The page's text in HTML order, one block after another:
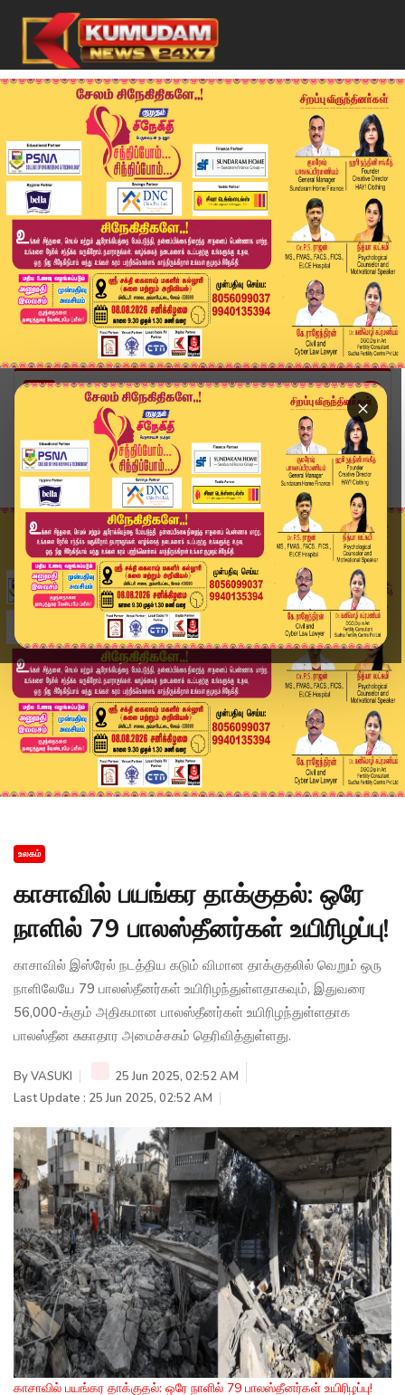
×
Home
உலகம்
காசாவில் பயங்கர தாக்குதல்: ஒரே நாளில் 79 பாலஸ்த...
உலகம்
காசாவில் பயங்கர தாக்குதல்: ஒரே
நாளில் 79 பாலஸ்தீனர்கள் உயிரிழப்பு!
காசாவில் இஸ்ரேல் நடத்திய கடும் விமான தாக்குதலில் வெறும் ஒரு
நாளிலேயே 79 பாலஸ்தீனர்கள் உயிரிழந்துள்ளதாகவும், இதுவரை
56,000-க்கும் அதிகமான பாலஸ்தீனர்கள் உயிரிழந்துள்ளதாக
பாலஸ்தீன சுகாதார அமைச்சகம் தெரிவித்துள்ளது.
ByVASUKI
25 Jun 2025, 02:52 AM
Last Update : 25 Jun 2025, 02:52 AM
காசாவில் பயங்கர தாக்குதல்: ஒரே நாளில் 79 பாலஸ்தீனர்கள் உயிரிழப்பு!